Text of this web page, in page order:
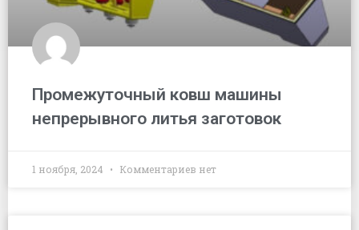
Промежуточный ковш машины
непрерывного литья заготовок
1 ноября, 2024 Комментариев нет